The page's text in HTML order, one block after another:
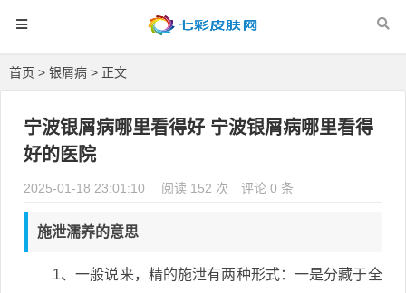
首页 > 银屑病 > 正文
宁波银屑病哪里看得好 宁波银屑病哪里看得
好的医院
2025-01-18 23:01:10 阅读 152 次 评论 0 条
施泄濡养的意思
1、一般说来，精的施泄有两种形式：一是分藏于全